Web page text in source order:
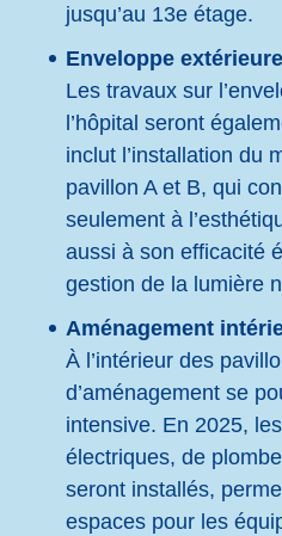
jusqu’au 13e étage.
Enveloppe extérieure
Les travaux sur
l’hôpital seront
inclut l’installation du
pavillon A et B, qui
seulement à
aussi à son efficacité
gestion de la lumière
Aménagement
À l’intérieur des
d’aménagement se
intensive. En 2025,
électriques, de
seront installés,
espaces pour les